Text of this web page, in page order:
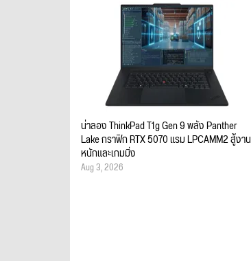
น่าลอง ThinkPad T1g Gen 9 พลัง Panther
Lake กราฟิก RTX 5070 แรม LPCAMM2 สู้งาน
หนักและเกมมิ่ง
Aug 3, 2026